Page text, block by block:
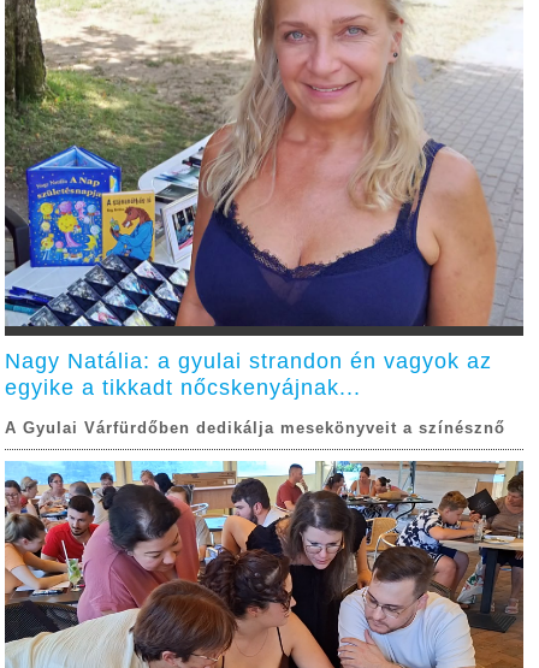
Nagy Natália: a gyulai strandon én vagyok az
egyike a tikkadt nőcskenyájnak...
A Gyulai Várfürdőben dedikálja mesekönyveit a színésznő